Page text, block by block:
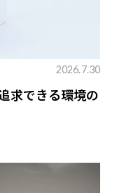
2026.7.30
求できる環境の